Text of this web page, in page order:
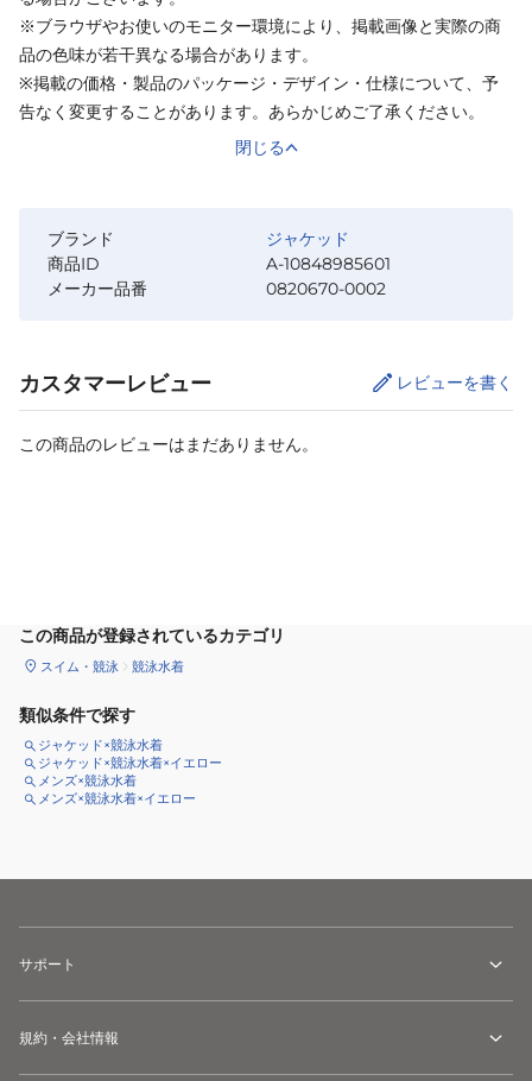
※ブラウザやお使いのモニター環境により、掲載画像と実際の商
品の色味が若干異なる場合があります。
※掲載の価格・製品のパッケージ・デザイン・仕様について、予
告なく変更することがあります。あらかじめご了承ください。
閉じる
ブランド
ジャケッド
商品ID
A-10848985601
メーカー品番
0820670-0002
カスタマーレビュー レビューを書く
この商品のレビューはまだありません。
この商品が登録されているカテゴリ
スイム・競泳 競泳水着
類似条件で探す
ジャケッド×競泳水着
ジャケッド×競泳水着×イエロー
メンズ×競泳水着
メンズ×競泳水着×イエロー
サポート
規約・会社情報